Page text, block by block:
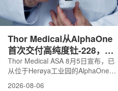
发土地起步建设，完成了土建开挖、
工程建设、组件制造或采购、燃料配
Thor Medical从AlphaOne
首次交付高纯度钍-228，商
业供货启动
Thor Medical ASA 8月5日宣布，已
从位于Herøya工业园的AlphaOne生
产设施完成首批高纯度钍-228(Th-
2026-08-06